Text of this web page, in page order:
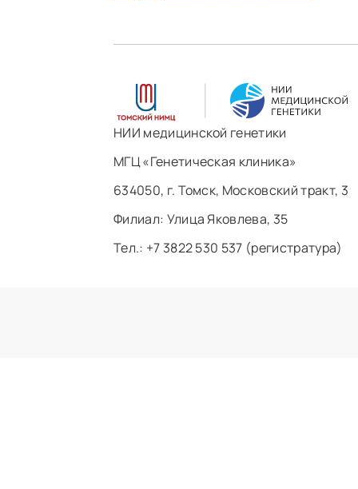
НИИ медицинской генетики
МГЦ «Генетическая клиника»
634050, г. Томск, Московский тракт, 3
Филиал: ​Улица Яковлева, 35
Тел.: +7 3822 530 537 (регистратура)